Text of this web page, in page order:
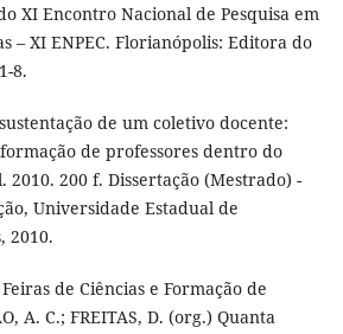
XI Encontro Nacional de Pesquisa em
– XI ENPEC. Florianópolis: Editora do
8.
de um coletivo docente:
de professores dentro do
200 f. Dissertação (Mestrado) -
Universidade Estadual de
2010.
Feiras de Ciências e Formação de
A. C.; FREITAS, D. (org.) Quanta